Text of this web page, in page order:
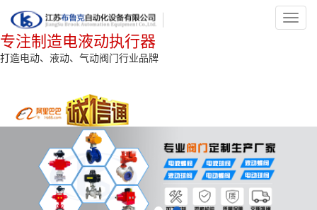
专注制造电液动执行器
打造电动、液动、气动阀门行业品牌